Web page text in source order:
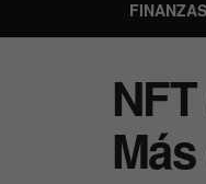
FINANZAS